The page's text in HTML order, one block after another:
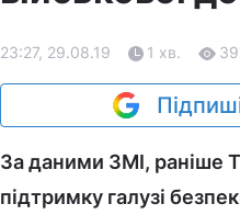
23:27, 29.08.19 1 хв.
За даними ЗМІ, раніше
підтримку галузі